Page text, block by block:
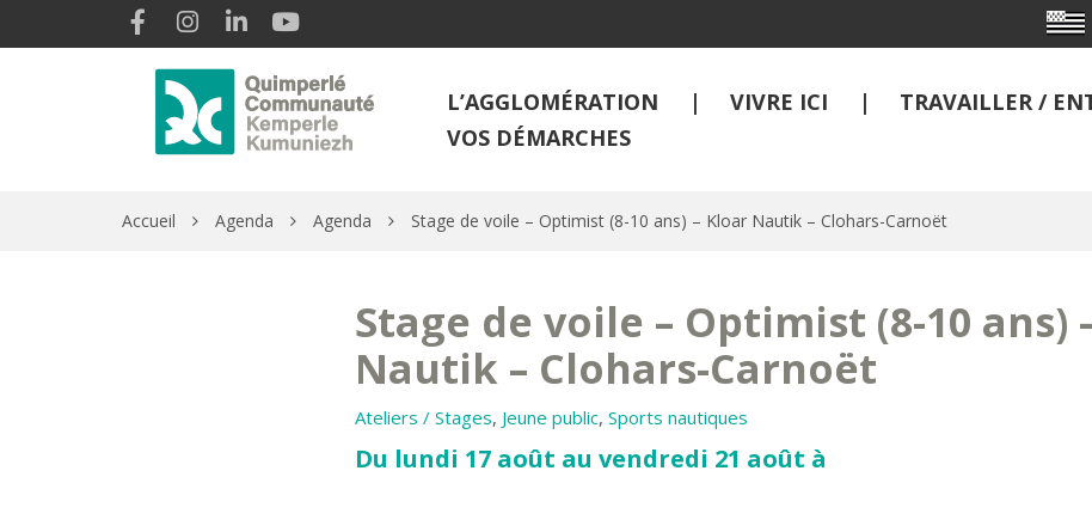
Gestion des traceurs Lien vers le compte Facebook
Lien vers le compte Instagram
Lien vers le compte Linkedin
L’AGGLOMÉRATION VIVRE ICI
TRAVAILLER /
VOS DÉMARCHES
Accueil Agenda Agenda Stage de voile – Optimist (8-10 ans) – Kloar Nautik – Clohars-Carnoët
Stage de voile – Optimist (8-10 ans)
Nautik – Clohars-Carnoët
Ateliers / Stages, Jeune public, Sports nautiques
Du lundi 17 août au vendredi 21 août à